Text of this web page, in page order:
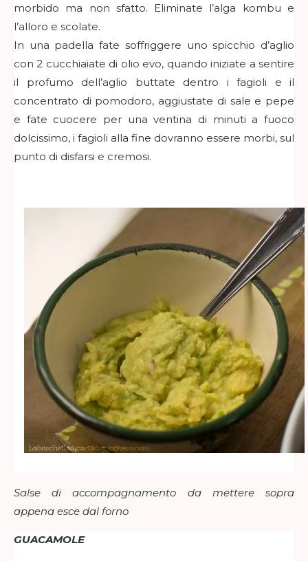
morbido ma non sfatto. Eliminate l’alga kombu e
l’alloro e scolate.
In una padella fate soffriggere uno spicchio d’aglio
con 2 cucchiaiate di olio evo, quando iniziate a sentire
il profumo dell’aglio buttate dentro i fagioli e il
concentrato di pomodoro, aggiustate di sale e pepe
e fate cuocere per una ventina di minuti a fuoco
dolcissimo, i fagioli alla fine dovranno essere morbi, sul
punto di disfarsi e cremosi.
Salse di accompagnamento da mettere sopra
appena esce dal forno
GUACAMOLE